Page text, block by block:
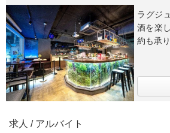
ラグジ
酒を楽
約も承
求人 / アルバイト